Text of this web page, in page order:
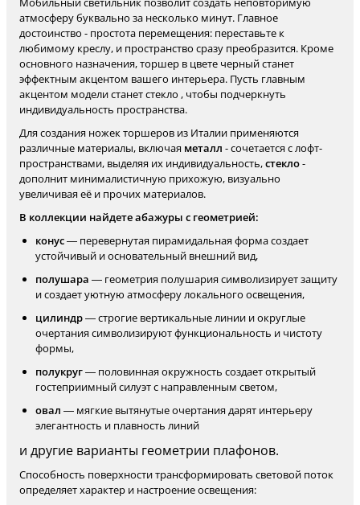
атмосферу буквально за несколько минут. Главное
достоинство - простота перемещения: переставьте к
любимому креслу, и пространство сразу преобразится. Кроме
основного назначения, торшер в цвете черный станет
эффектным акцентом вашего интерьера. Пусть главным
акцентом модели станет стекло , чтобы подчеркнуть
индивидуальность пространства.
Для создания ножек торшеров из Италии применяются
различные материалы, включая металл - сочетается с лофт-
пространствами, выделяя их индивидуальность,стекло-
дополнит минималистичную прихожую, визуально
увеличивая её и прочих материалов.
В коллекции найдете абажуры с геометрией:
конус— перевернутая пирамидальная форма создает
устойчивый и основательный внешний вид,
полушара — геометрия полушария символизирует защиту
и создает уютную атмосферу локального освещения,
цилиндр— строгие вертикальные линии и округлые
очертания символизируют функциональность и чистоту
формы,
полукруг— половинная окружность создает открытый
гостеприимный силуэт с направленным светом,
овал — мягкие вытянутые очертания дарят интерьеру
элегантность и плавность линий
и другие варианты геометрии плафонов.
Способность поверхности трансформировать световой поток
определяет характер и настроение освещения: